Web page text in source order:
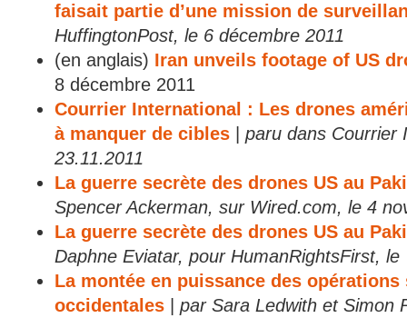
faisait partie d’une mission de
HuffingtonPost, le 6 décembre 2011
(en anglais) Iran unveils footage of US
8 décembre 2011
Courrier International : Les drones
à manquer de cibles
paru dans Courrier
23.11.2011
La guerre secrète des drones US au
Spencer Ackerman, sur Wired.com, le 4
La guerre secrète des drones US au
Daphne Eviatar, pour HumanRightsFirst, le
La montée en puissance des opérations
occidentales
par Sara Ledwith et Simon